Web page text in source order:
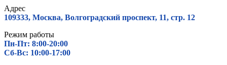
Адрес
109333, Москва, Волгоградский проспект, 11, стр. 12
Режим работы
Пн-Пт: 8:00-20:00
Сб-Вс: 10:00-17:00